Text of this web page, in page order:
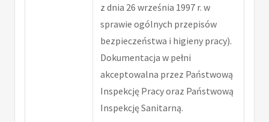
z dnia 26 września 1997 r. w
sprawie ogólnych przepisów
bezpieczeństwa i higieny pracy).
Dokumentacja w pełni
akceptowalna przez Państwową
Inspekcję Pracy oraz Państwową
Inspekcję Sanitarną.